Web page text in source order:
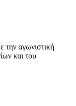
αγωνιστική
και του